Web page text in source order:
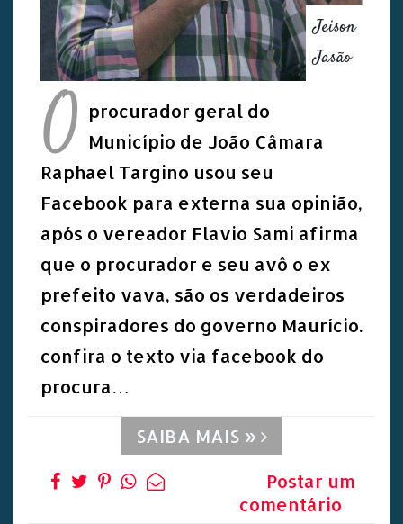
Jeison
Jasão
O procurador geral do
Município de João Câmara
Raphael Targino usou seu
Facebook para externa sua opinião,
após o vereador Flavio Sami afirma
que o procurador e seu avô o ex
prefeito vava, são os verdadeiros
conspiradores do governo Maurício.
confira o texto via facebook do
procura…
SAIBA MAIS »
Postar um
comentário